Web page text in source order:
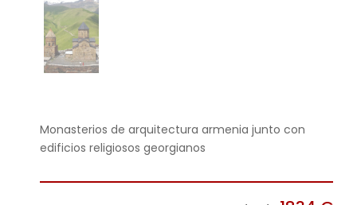
Monasterios de arquitectura armenia junto con
edificios religiosos georgianos